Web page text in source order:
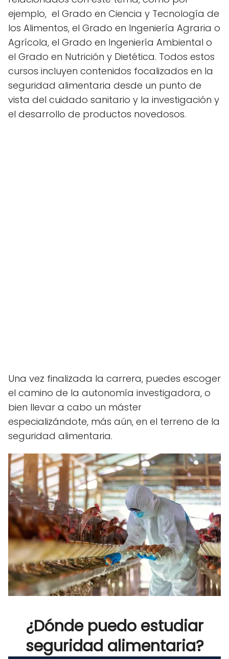
ejemplo, el Grado en Ciencia y Tecnología de
los Alimentos, el Grado en Ingeniería Agraria o
Agrícola, el Grado en Ingeniería Ambiental o
el Grado en Nutrición y Dietética. Todos estos
cursos incluyen contenidos focalizados en la
seguridad alimentaria desde un punto de
vista del cuidado sanitario y la investigación y
el desarrollo de productos novedosos.
Una vez finalizada la carrera, puedes escoger
el camino de la autonomía investigadora, o
bien llevar a cabo un máster
especializándote, más aún, en el terreno de la
seguridad alimentaria.
¿Dónde puedo estudiar
seguridad alimentaria?